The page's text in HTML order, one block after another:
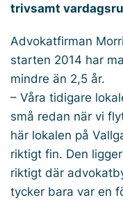
trivsamt
Advokatfirman
starten 2014 har
mindre än 2,5 år.
– Våra tidigare
små redan när vi
här lokalen på
riktigt fin. Den
riktigt där
tycker bara var en